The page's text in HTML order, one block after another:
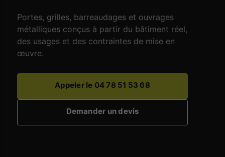
Portes, grilles, barreaudages et ouvrages
métalliques conçus à partir du bâtiment réel,
des usages et des contraintes de mise en
œuvre.
Appeler le 04 78 51 53 68
Demander un devis